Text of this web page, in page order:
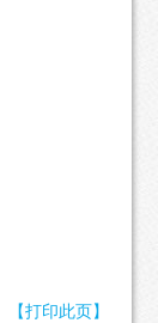
【打印此页】